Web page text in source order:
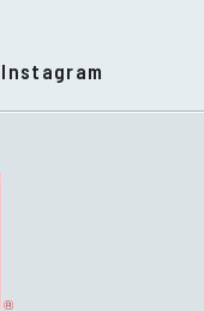
Instagram